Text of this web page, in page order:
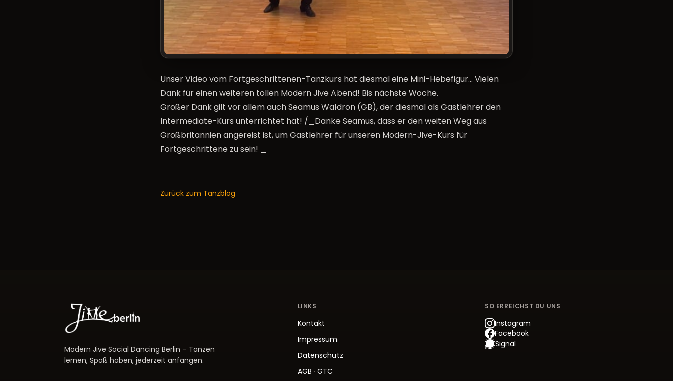
Unser Video vom Fortgeschrittenen-Tanzkurs hat diesmal eine Mini-Hebefigur… Vielen
Dank für einen weiteren tollen Modern Jive Abend! Bis nächste Woche.
Großer Dank gilt vor allem auch Seamus Waldron (GB), der diesmal als Gastlehrer den
Intermediate-Kurs unterrichtet hat! /_Danke Seamus, dass er den weiten Weg aus
Großbritannien angereist ist, um Gastlehrer für unseren Modern-Jive-Kurs für
Fortgeschrittene zu sein! _
Zurück zum Tanzblog
Modern Jive Social Dancing Berlin – Tanzen
lernen, Spaß haben, jederzeit anfangen.
LINKS
Kontakt
Impressum
Datenschutz
AGB · GTC
SO ERREICHST DU UNS
Instagram
Facebook
Signal